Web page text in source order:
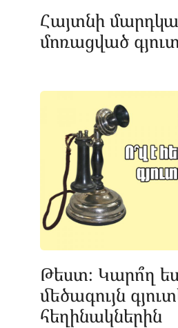
Հայտնի
մոռացված
Թեստ։ Կարո՞ղ
մեծագույն
հեղինակներին